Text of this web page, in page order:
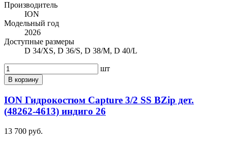
Производитель
ION
Модельный год
2026
Доступные размеры
D 34/XS, D 36/S, D 38/M, D 40/L
шт
В корзину
ION Гидрокостюм Capture 3/2 SS BZip дет.
(48262-4613) индиго 26
13 700 руб.